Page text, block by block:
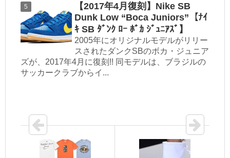
【2017年4月復刻】Nike SB
Dunk Low “Boca Juniors”【ﾅｲ
ｷ SB ﾀﾞﾝｸ ﾛｰ ﾎﾞｶ ｼﾞｭﾆｱｽﾞ】
2005年にオリジナルモデルがリリー
スされたダンクSBのボカ・ジュニア
ズが、2017年4月に復刻!! 同モデルは、ブラジルの
サッカークラブからイ...